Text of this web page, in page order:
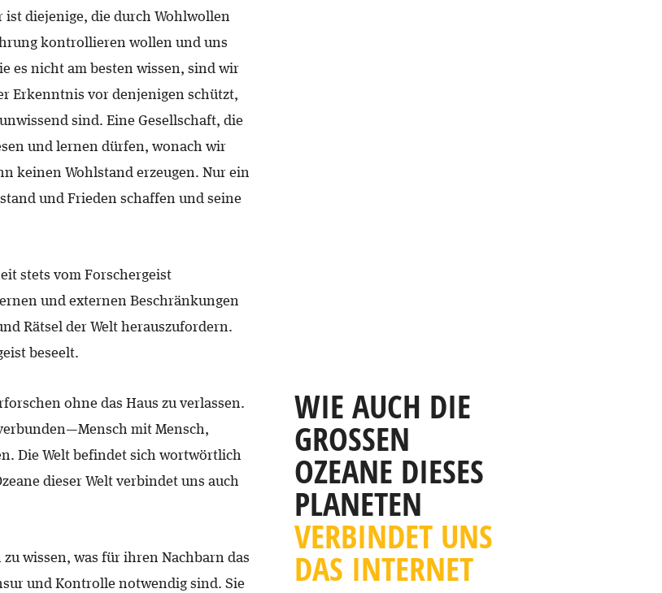
diejenige, die durch Wohlwollen
kontrollieren wollen und uns
es nicht am besten wissen, sind wir
Erkenntnis vor denjenigen schützt,
sind. Eine Gesellschaft, die
und lernen dürfen, wonach wir
keinen Wohlstand erzeugen. Nur ein
und Frieden schaffen und seine
stets vom Forschergeist
und externen Beschränkungen
Rätsel der Welt herauszufordern.
beseelt.
WIE AUCH DIE
GROSSEN
OZEANE DIESES
PLANETEN
VERBINDET UNS
DAS INTERNET
ohne das Haus zu verlassen.
mit Mensch,
Die Welt befindet sich wortwörtlich
dieser Welt verbindet uns auch
wissen, was für ihren Nachbarn das
und Kontrolle notwendig sind. Sie